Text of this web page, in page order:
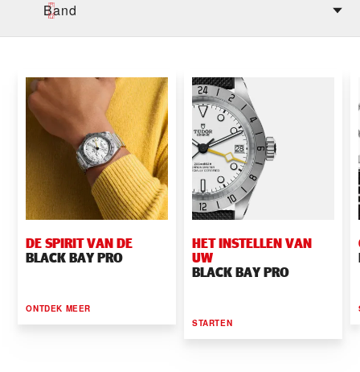
Band
DE SPIRIT VAN DE
BLACK BAY PRO
ONTDEK MEER
HET INSTELLEN VAN
UW
BLACK BAY PRO
STARTEN